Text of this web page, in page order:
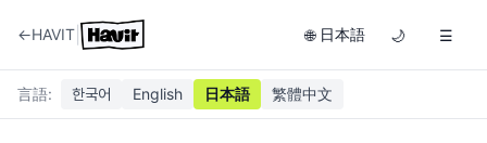
←HAVIT 🌐 日本語 🌙 ☰
言語: 한국어 English 日本語 繁體中文